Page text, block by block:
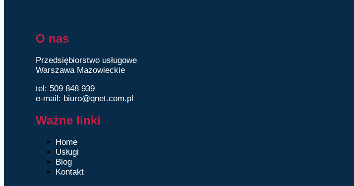
O nas
Przedsiębiorstwo usługowe
Warszawa Mazowieckie
tel: 509 848 939
e-mail: biuro@qnet.com.pl
Ważne linki
Home
Usługi
Blog
Kontakt